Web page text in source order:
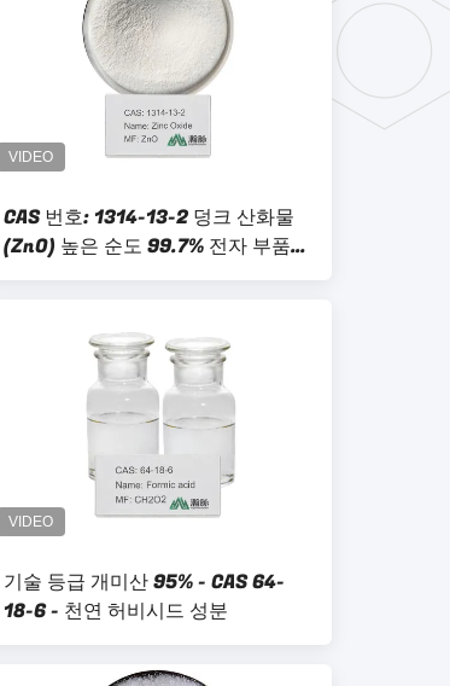
CAS 번호: 1314-13-2 덩크 산화물
(ZnO) 높은 순도 99.7% 전자 부품에
적합합니다
기술 등급 개미산 95% - CAS 64-
18-6 - 천연 허비시드 성분